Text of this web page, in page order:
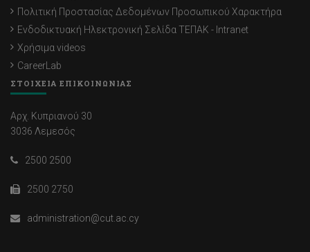
Πολιτική Προστασίας Δεδομένων Προσωπικού Χαρακτήρα
Ενδοδικτυακή Ηλεκτρονική Σελίδα ΤΕΠΑΚ - Intranet
Χρήσιμα videos
CareerLab
ΣΤΟΙΧΕΙΑ ΕΠΙΚΟΙΝΩΝΙΑΣ
Αρχ. Κυπριανού 30
3036 Λεμεσός
2500 2500
2500 2750
administration@cut.ac.cy